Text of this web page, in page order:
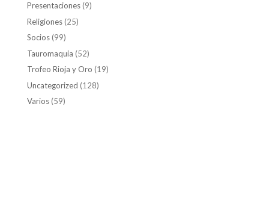
Presentaciones(9)
Religiones(25)
Socios(99)
Tauromaquia (52)
Trofeo Rioja y Oro (19)
Uncategorized (128)
Varios(59)